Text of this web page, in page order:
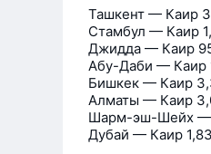
Ташкент — Каир
Стамбул — Каир
Джидда — Каир
Абу-Даби — Каир
Бишкек — Каир
Алматы — Каир
Шарм-эш-Шейх —
Дубай — Каир